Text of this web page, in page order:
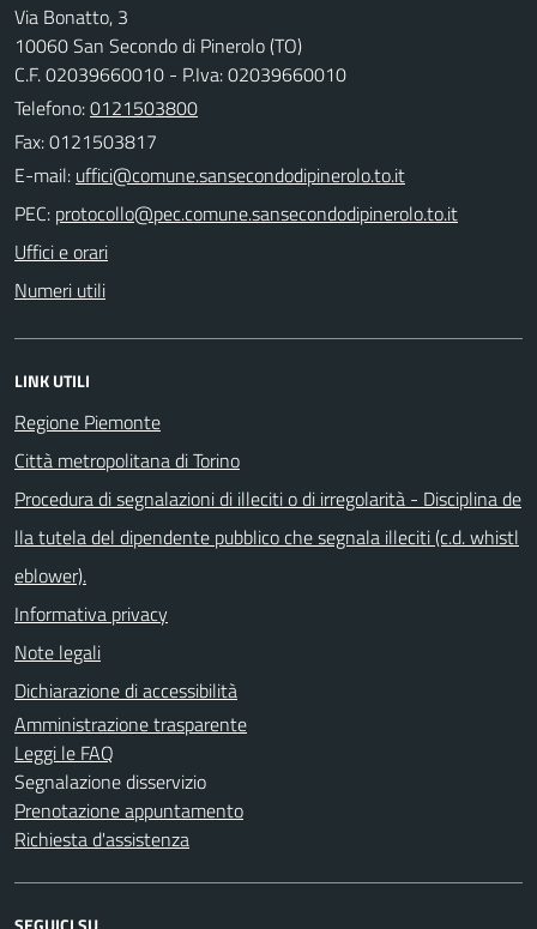
Via Bonatto, 3
10060 San Secondo di Pinerolo (TO)
C.F. 02039660010 - P.Iva: 02039660010
Telefono:0121503800
Fax: 0121503817
E-mail:
PEC:
Uffici e orari
Numeri utili
LINK UTILI
Regione Piemonte
Città metropolitana di Torino
Procedura di segnalazioni di illeciti o di irregolarità - Disciplina de
lla tutela del dipendente pubblico che segnala illeciti (c.d. whistl
eblower).
Informativa privacy
Note legali
Dichiarazione di accessibilità
Amministrazione trasparente
Leggi le FAQ
Segnalazione disservizio
Prenotazione appuntamento
Richiesta d'assistenza